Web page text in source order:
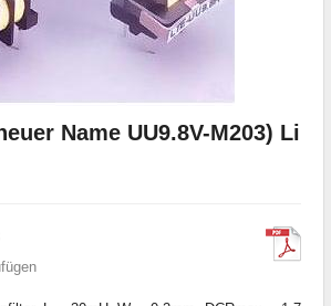
Name UU9.8V-M203) Li